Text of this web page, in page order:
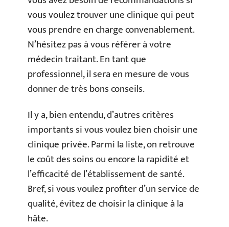
vous voulez trouver une clinique qui peut
vous prendre en charge convenablement.
N’hésitez pas à vous référer à votre
médecin traitant. En tant que
professionnel, il sera en mesure de vous
donner de très bons conseils.
Il y a, bien entendu, d’autres critères
importants si vous voulez bien choisir une
clinique privée. Parmi la liste, on retrouve
le coût des soins ou encore la rapidité et
l’efficacité de l’établissement de santé.
Bref, si vous voulez profiter d’un service de
qualité, évitez de choisir la clinique à la
hâte.